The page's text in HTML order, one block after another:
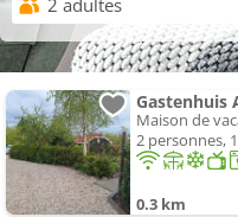
Gastenhuis
Maison de
2 personnes,
0.3 km